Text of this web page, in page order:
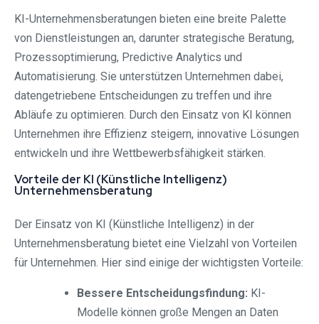
KI-Unternehmensberatungen bieten eine breite Palette
von Dienstleistungen an, darunter strategische Beratung,
Prozessoptimierung, Predictive Analytics und
Automatisierung. Sie unterstützen Unternehmen dabei,
datengetriebene Entscheidungen zu treffen und ihre
Abläufe zu optimieren. Durch den Einsatz von KI können
Unternehmen ihre Effizienz steigern, innovative Lösungen
entwickeln und ihre Wettbewerbsfähigkeit stärken.
Vorteile der KI (Künstliche Intelligenz)
Unternehmensberatung
Der Einsatz von KI (Künstliche Intelligenz) in der
Unternehmensberatung bietet eine Vielzahl von Vorteilen
für Unternehmen. Hier sind einige der wichtigsten Vorteile:
Bessere Entscheidungsfindung: KI-
Modelle können große Mengen an Daten